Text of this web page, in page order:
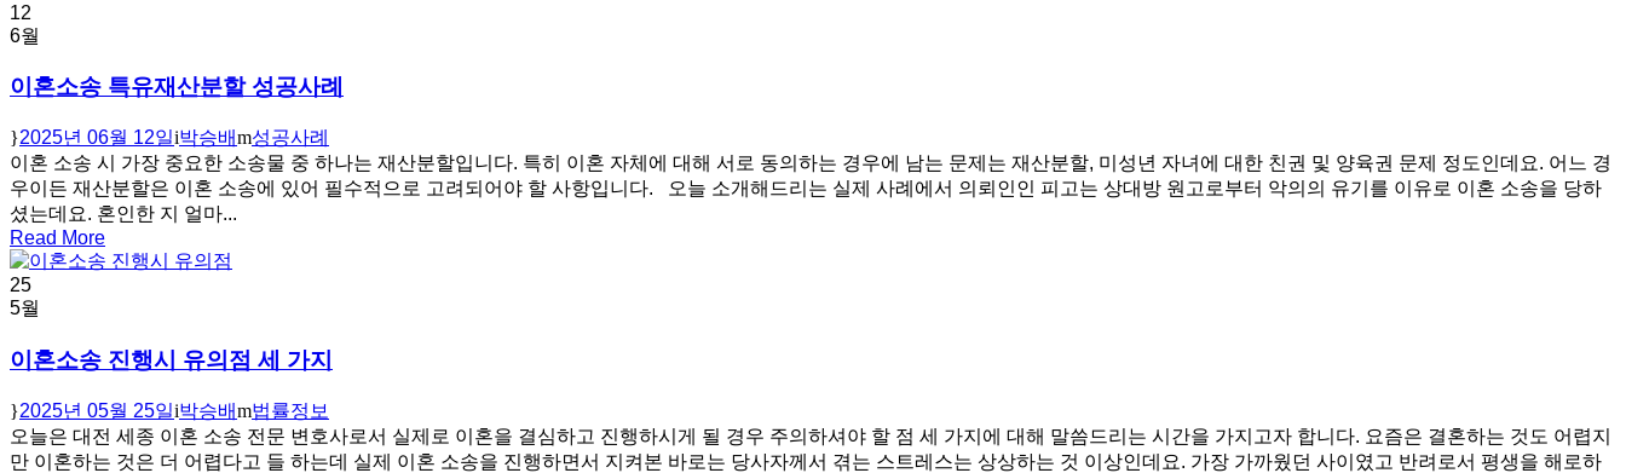
12
6월
이혼소송 특유재산분할 성공사례
2025년 06월 12일 박승배
성공사례
이혼 소송 시 가장 중요한 소송물 중 하나는 재산분할입니다. 특히 이혼 자체에 대해 서로 동의하는 경우에 남는 문제는 재산분할, 미성년 자녀에 대한 친권 및 양육권 문제 정도인데요. 어느 경
우이든 재산분할은 이혼 소송에 있어 필수적으로 고려되어야 할 사항입니다. 오늘 소개해드리는 실제 사례에서 의뢰인인 피고는 상대방 원고로부터 악의의 유기를 이유로 이혼 소송을 당하
셨는데요. 혼인한 지 얼마...
Read More
25
5월
이혼소송 진행시 유의점 세 가지
2025년 05월 25일 박승배
법률정보
오늘은 대전 세종 이혼 소송 전문 변호사로서 실제로 이혼을 결심하고 진행하시게 될 경우 주의하셔야 할 점 세 가지에 대해 말씀드리는 시간을 가지고자 합니다. 요즘은 결혼하는 것도 어렵지
만 이혼하는 것은 더 어렵다고 들 하는데 실제 이혼 소송을 진행하면서 지켜본 바로는 당사자께서 겪는 스트레스는 상상하는 것 이상인데요. 가장 가까웠던 사이였고 반려로서 평생을 해로하